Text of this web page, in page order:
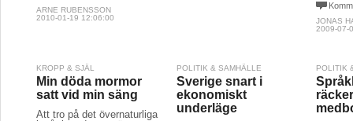
ARNE RUBENSSON
2010-01-19 12:06:00
JONAS
2009-07-
KROPP & SJÄL
Min döda mormor
satt vid min säng
Att tro på det övernaturliga
POLITIK & SAMHÄLLE
Sverige snart i
ekonomiskt
underläge
POLITIK